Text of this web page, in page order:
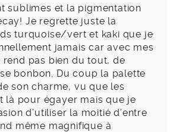
sublimes et la pigmentation
Je regrette juste la
turquoise/vert et kaki que je
jamais car avec mes
pas bien du tout, de
bonbon. Du coup la palette
son charme, vu que les
là pour égayer mais que je
d’utiliser la moitié d’entre
même magnifique à